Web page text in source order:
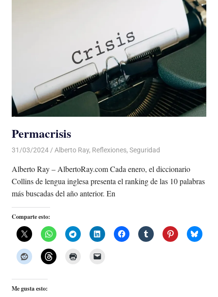
Permacrisis
31/03/2024 De todo un Poco
Alberto Ray, Reflexiones, Seguridad
Alberto Ray – AlbertoRay.com Cada enero, el diccionario
Collins de lengua inglesa presenta el ranking de las 10 palabras
más buscadas del año anterior. En
Comparte esto:
Me gusta esto: